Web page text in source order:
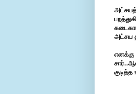
அட்சய
எனக்கு